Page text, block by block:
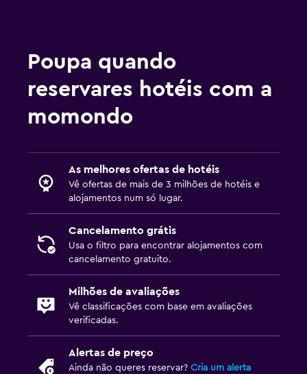
Poupa quando
reservares hotéis com a
momondo
As melhores ofertas de hotéis
Vê ofertas de mais de 3 milhões de hotéis e
alojamentos num só lugar.
Cancelamento grátis
Usa o filtro para encontrar alojamentos com
cancelamento gratuito.
Milhões de avaliações
Vê classificações com base em avaliações
verificadas.
Alertas de preço
Ainda não queres reservar? Cria um alerta